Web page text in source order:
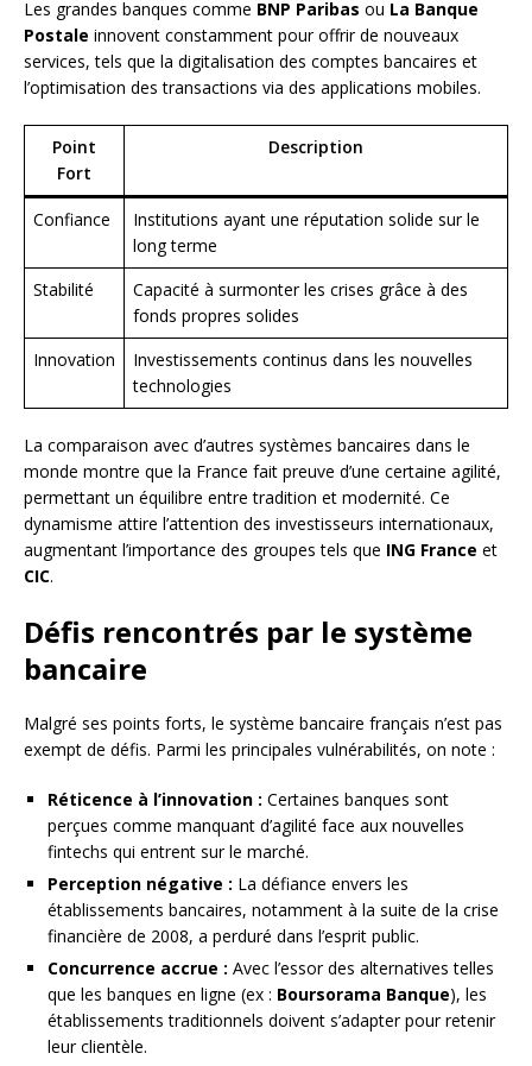
Les grandes banques comme BNP Paribas ou La Banque
Postale innovent constamment pour offrir de nouveaux
services, tels que la digitalisation des comptes bancaires et
l’optimisation des transactions via des applications mobiles.
Point
Fort
Description
Confiance
Institutions ayant une réputation solide sur le
long terme
Stabilité
Capacité à surmonter les crises grâce à des
fonds propres solides
Innovation
Investissements continus dans les nouvelles
technologies
La comparaison avec d’autres systèmes bancaires dans le
monde montre que la France fait preuve d’une certaine agilité,
permettant un équilibre entre tradition et modernité. Ce
dynamisme attire l’attention des investisseurs internationaux,
augmentant l’importance des groupes tels que ING France et
CIC.
Défis rencontrés par le système
bancaire
Malgré ses points forts, le système bancaire français n’est pas
exempt de défis. Parmi les principales vulnérabilités, on note :
Réticence à l’innovation : Certaines banques sont
perçues comme manquant d’agilité face aux nouvelles
fintechs qui entrent sur le marché.
Perception négative : La défiance envers les
établissements bancaires, notamment à la suite de la crise
financière de 2008, a perduré dans l’esprit public.
Concurrence accrue : Avec l’essor des alternatives telles
que les banques en ligne (ex : Boursorama Banque), les
établissements traditionnels doivent s’adapter pour retenir
leur clientèle.